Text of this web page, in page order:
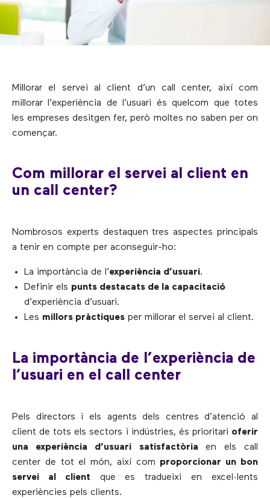
Millorar el servei al client d’un call center, així com
millorar l’experiència de l’usuari és quelcom que totes
les empreses desitgen fer, però moltes no saben per on
començar.
Com millorar el servei al client en
un call center?
Nombrosos experts destaquen tres aspectes principals
a tenir en compte per aconseguir-ho:
La importància de l’experiència d’usuari.
Definir els punts destacats de la capacitació
d’experiència d’usuari.
Les millors pràctiques per millorar el servei al client.
La importància de l’experiència de
l’usuari en el call center
Pels directors i els agents dels centres d’atenció al
client de tots els sectors i indústries, és prioritari oferir
una experiència d’usuari satisfactòria en els call
center de tot el món, així com proporcionar un bon
servei al client que es tradueixi en excel·lents
experiències pels clients.